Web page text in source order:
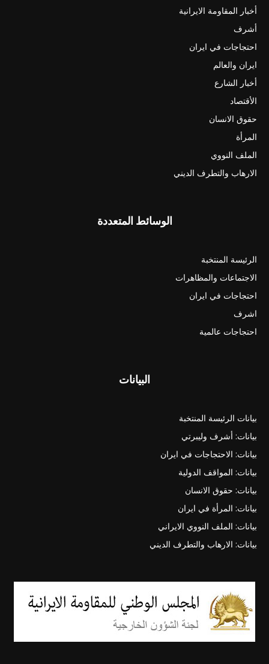
أخبار المقاومة الايرانية
أشرف
احتجاجات في ايران
ايران والعالم
أخبار الشارع
الأقتصاد
حقوق الانسان
المرأة
الملف النووي
الارهاب والتطرف الديني
الوسائط المتعددة
الرئيسة المنتخبة
الاجتماعات والمظاهرات
احتجاجات في ايران
اشرف
احتجاجات عالمية
البيانات
بيانات الرئيسة المنتخبة
بيانات: أشرف وليبرتي
بيانات: الاحتجاجات في ايران
بيانات: المواقف الدولية
بيانات: حقوق الانسان
بيانات: المرأة في ايران
بيانات: الملف النووي الايراني
بيانات: الارهاب والتطرف الديني